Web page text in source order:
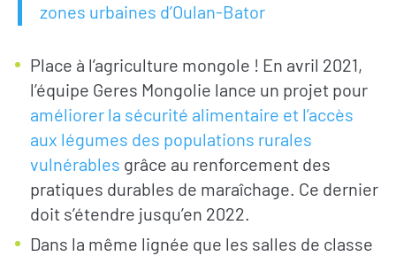
zones urbaines d’Oulan-Bator
Place à l’agriculture mongole ! En avril 2021,
l’équipe Geres Mongolie lance un projet pour
améliorer la sécurité alimentaire et l’accès
aux légumes des populations rurales
vulnérables grâce au renforcement des
pratiques durables de maraîchage. Ce dernier
doit s’étendre jusqu’en 2022.
Dans la même lignée que les salles de classe